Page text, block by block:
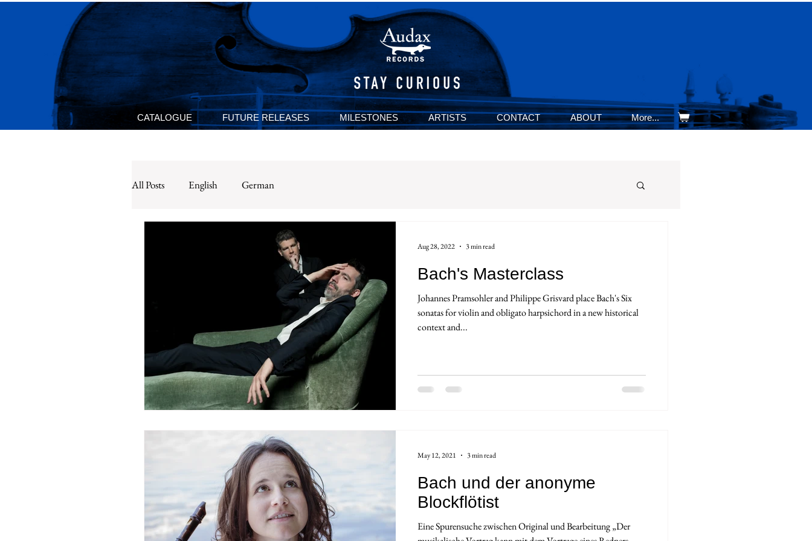
CATALOGUE FUTURE RELEASES MILESTONES ARTISTS CONTACT ABOUT More...
All Posts English German
Bach's Masterclass
Johannes Pramsohler and Philippe Grisvard place Bach's Six
sonatas for violin and obligato harpsichord in a new historical
context and...
Aug 28, 2022 3 min read
Bach und der anonyme
Blockflötist
Eine Spurensuche zwischen Original und Bearbeitung „Der
May 12, 2021 3 min read